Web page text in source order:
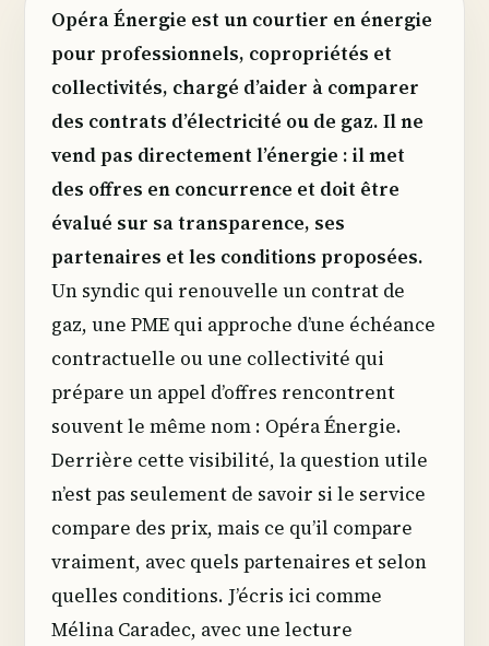
Opéra Énergie est un courtier en énergie
pour professionnels, copropriétés et
collectivités, chargé d’aider à comparer
des contrats d’électricité ou de gaz. Il ne
vend pas directement l’énergie : il met
des offres en concurrence et doit être
évalué sur sa transparence, ses
partenaires et les conditions proposées.
Un syndic qui renouvelle un contrat de
gaz, une PME qui approche d’une échéance
contractuelle ou une collectivité qui
prépare un appel d’offres rencontrent
souvent le même nom : Opéra Énergie.
Derrière cette visibilité, la question utile
n’est pas seulement de savoir si le service
compare des prix, mais ce qu’il compare
vraiment, avec quels partenaires et selon
quelles conditions. J’écris ici comme
Mélina Caradec, avec une lecture